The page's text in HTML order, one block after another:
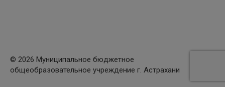
© 2026 Муниципальное бюджетное
общеобразовательное учреждение г. Астрахани